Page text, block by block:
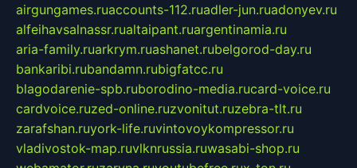
airgungames.ruaccounts-112.ruadler-jun.ruadonyev.ru
alfeihavsalnassr.rualtaipant.ruargentinamia.ru
aria-family.ruarkrym.ruashanet.rubelgorod-day.ru
bankaribi.rubandamn.rubigfatcc.ru
blagodarenie-spb.ruborodino-media.rucard-voice.ru
cardvoice.ruzed-online.ruzvonitut.ruzebra-tlt.ru
zarafshan.ruyork-life.ruvintovoykompressor.ru
vladivostok-map.ruvlknrussia.ruwasabi-shop.ru